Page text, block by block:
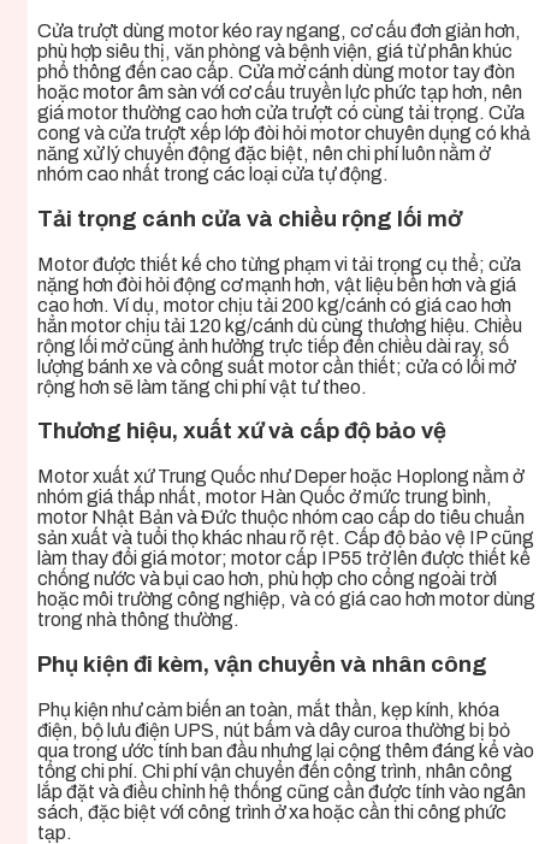
Cửa trượt dùng motor kéo ray ngang, cơ cấu đơn giản hơn,
phù hợp siêu thị, văn phòng và bệnh viện, giá từ phân khúc
phổ thông đến cao cấp. Cửa mở cánh dùng motor tay đòn
hoặc motor âm sàn với cơ cấu truyền lực phức tạp hơn, nên
giá motor thường cao hơn cửa trượt có cùng tải trọng. Cửa
cong và cửa trượt xếp lớp đòi hỏi motor chuyên dụng có khả
năng xử lý chuyển động đặc biệt, nên chi phí luôn nằm ở
nhóm cao nhất trong các loại cửa tự động.
Tải trọng cánh cửa và chiều rộng lối mở
Motor được thiết kế cho từng phạm vi tải trọng cụ thể; cửa
nặng hơn đòi hỏi động cơ mạnh hơn, vật liệu bền hơn và giá
cao hơn. Ví dụ, motor chịu tải 200 kg/cánh có giá cao hơn
hẳn motor chịu tải 120 kg/cánh dù cùng thương hiệu. Chiều
rộng lối mở cũng ảnh hưởng trực tiếp đến chiều dài ray, số
lượng bánh xe và công suất motor cần thiết; cửa có lối mở
rộng hơn sẽ làm tăng chi phí vật tư theo.
Thương hiệu, xuất xứ và cấp độ bảo vệ
Motor xuất xứ Trung Quốc như Deper hoặc Hoplong nằm ở
nhóm giá thấp nhất, motor Hàn Quốc ở mức trung bình,
motor Nhật Bản và Đức thuộc nhóm cao cấp do tiêu chuẩn
sản xuất và tuổi thọ khác nhau rõ rệt. Cấp độ bảo vệ IP cũng
làm thay đổi giá motor; motor cấp IP55 trở lên được thiết kế
chống nước và bụi cao hơn, phù hợp cho cổng ngoài trời
hoặc môi trường công nghiệp, và có giá cao hơn motor dùng
trong nhà thông thường.
Phụ kiện đi kèm, vận chuyển và nhân công
Phụ kiện như cảm biến an toàn, mắt thần, kẹp kính, khóa
điện, bộ lưu điện UPS, nút bấm và dây curoa thường bị bỏ
qua trong ước tính ban đầu nhưng lại cộng thêm đáng kể vào
tổng chi phí. Chi phí vận chuyển đến công trình, nhân công
lắp đặt và điều chỉnh hệ thống cũng cần được tính vào ngân
sách, đặc biệt với công trình ở xa hoặc cần thi công phức
tạp.